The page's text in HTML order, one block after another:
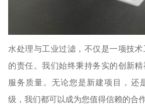
水处理与工业过滤，不仅是一项技
的责任。我们始终秉持务实的创新
服务质量。无论您是新建项目，还
级，我们都可以成为您值得信赖的合作